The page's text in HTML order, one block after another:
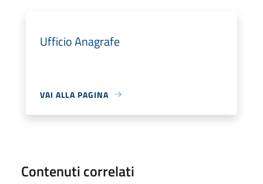
Ufficio Anagrafe
VAI ALLA PAGINA
Contenuti correlati